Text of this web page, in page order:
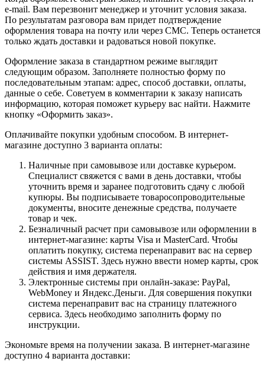
e-mail. Вам перезвонит менеджер и уточнит условия заказа.
По результатам разговора вам придет подтверждение
оформления товара на почту или через СМС. Теперь останется
только ждать доставки и радоваться новой покупке.
Оформление заказа в стандартном режиме выглядит
следующим образом. Заполняете полностью форму по
последовательным этапам: адрес, способ доставки, оплаты,
данные о себе. Советуем в комментарии к заказу написать
информацию, которая поможет курьеру вас найти. Нажмите
кнопку «Оформить заказ».
Оплачивайте покупки удобным способом. В интернет-
магазине доступно 3 варианта оплаты:
Наличные при самовывозе или доставке курьером.
Специалист свяжется с вами в день доставки, чтобы
уточнить время и заранее подготовить сдачу с любой
купюры. Вы подписываете товаросопроводительные
документы, вносите денежные средства, получаете
товар и чек.
Безналичный расчет при самовывозе или оформлении в
интернет-магазине: карты Visa и MasterCard. Чтобы
оплатить покупку, система перенаправит вас на сервер
системы ASSIST. Здесь нужно ввести номер карты, срок
действия и имя держателя.
Электронные системы при онлайн-заказе: PayPal,
WebMoney и Яндекс.Деньги. Для совершения покупки
система перенаправит вас на страницу платежного
сервиса. Здесь необходимо заполнить форму по
инструкции.
Экономьте время на получении заказа. В интернет-магазине
доступно 4 варианта доставки: